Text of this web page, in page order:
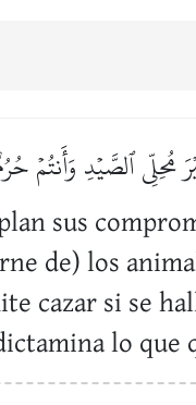
مُحِلِّي ٱلصَّيۡدِ وَأَنتُمۡ
sus
de) los
cazar si se
lo que